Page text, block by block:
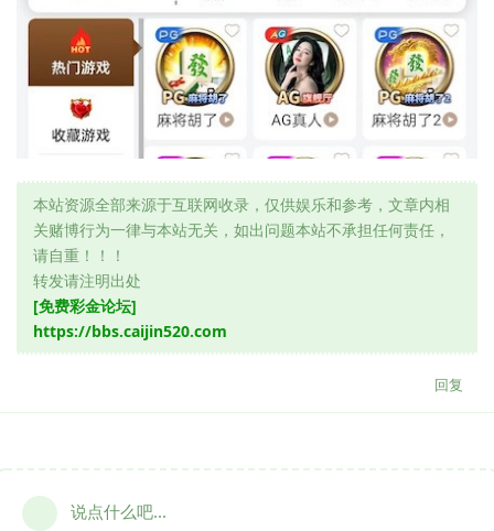
本站资源全部来源于互联网收录，仅供娱乐和参考，文章内相
关赌博行为一律与本站无关，如出问题本站不承担任何责任，
请自重！！！
转发请注明出处
[免费彩金论坛]
https://bbs.caijin520.com
回复
说点什么吧...